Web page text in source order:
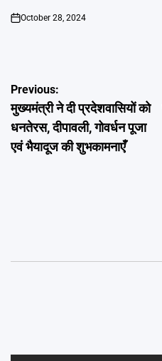
on
October 28, 2024
Post
navigation
Previous:
मुख्यमंत्री ने दी प्रदेशवासियों को
धनतेरस, दीपावली, गोवर्धन पूजा
एवं भैयादूज की शुभकामनाएँ